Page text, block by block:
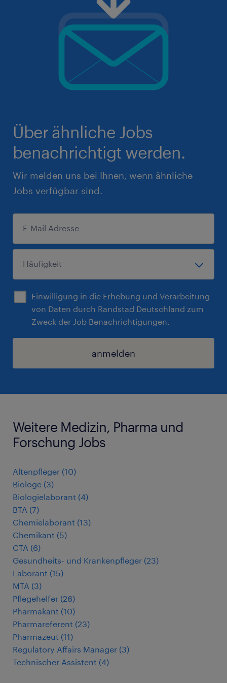
Über ähnliche Jobs
benachrichtigt werden.
Wir melden uns bei Ihnen, wenn ähnliche
Jobs verfügbar sind.
Einwilligung in die Erhebung und Verarbeitung
von Daten durch Randstad Deutschland zum
Zweck der Job Benachrichtigungen.
anmelden
Weitere Medizin, Pharma und
Forschung Jobs
Altenpfleger (10)
Biologe (3)
Biologielaborant (4)
BTA (7)
Chemielaborant (13)
Chemikant (5)
CTA (6)
Gesundheits- und Krankenpfleger (23)
Laborant (15)
MTA (3)
Pflegehelfer (26)
Pharmakant (10)
Pharmareferent (23)
Pharmazeut (11)
Regulatory Affairs Manager (3)
Technischer Assistent (4)